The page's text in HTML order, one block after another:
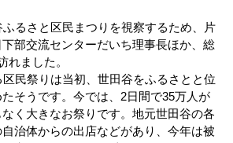
るさと区民まつりを視察するため、片
部交流センターだいち理事長ほか、総
れました。
民祭りは当初、世田谷をふるさとと位
そうです。今では、2日間で35万人が
く大きなお祭りです。地元世田谷の各
治体からの出店などがあり、今年は被